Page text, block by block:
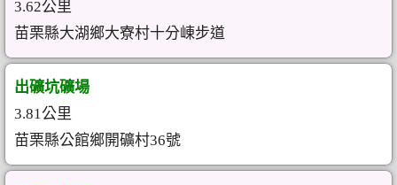
3.62公里
苗栗縣大湖鄉大寮村十分崠步道
出礦坑礦場
3.81公里
苗栗縣公館鄉開礦村36號